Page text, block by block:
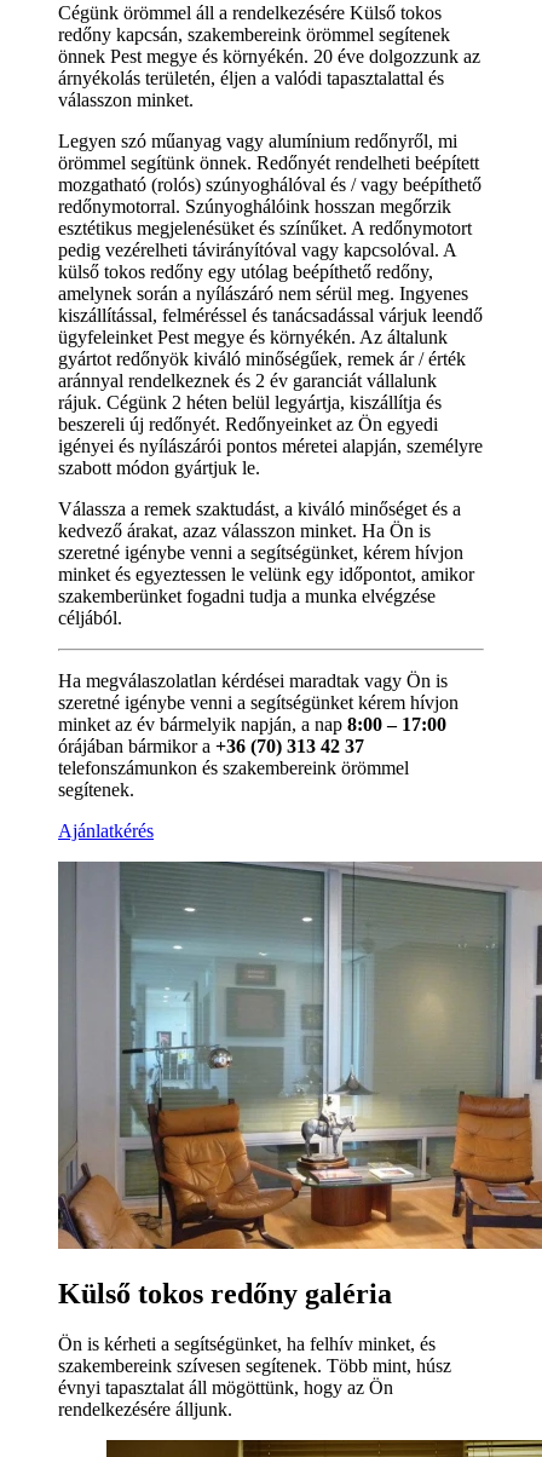
Cégünk örömmel áll a rendelkezésére Külső tokos
redőny kapcsán, szakembereink örömmel segítenek
önnek Pest megye és környékén. 20 éve dolgozzunk az
árnyékolás területén, éljen a valódi tapasztalattal és
válasszon minket.
Legyen szó műanyag vagy alumínium redőnyről, mi
örömmel segítünk önnek. Redőnyét rendelheti beépített
mozgatható (rolós) szúnyoghálóval és / vagy beépíthető
redőnymotorral. Szúnyoghálóink hosszan megőrzik
esztétikus megjelenésüket és színűket. A redőnymotort
pedig vezérelheti távirányítóval vagy kapcsolóval. A
külső tokos redőny egy utólag beépíthető redőny,
amelynek során a nyílászáró nem sérül meg. Ingyenes
kiszállítással, felméréssel és tanácsadással várjuk leendő
ügyfeleinket Pest megye és környékén. Az általunk
gyártot redőnyök kiváló minőségűek, remek ár / érték
aránnyal rendelkeznek és 2 év garanciát vállalunk
rájuk. Cégünk 2 héten belül legyártja, kiszállítja és
beszereli új redőnyét. Redőnyeinket az Ön egyedi
igényei és nyílászárói pontos méretei alapján, személyre
szabott módon gyártjuk le.
Válassza a remek szaktudást, a kiváló minőséget és a
kedvező árakat, azaz válasszon minket. Ha Ön is
szeretné igénybe venni a segítségünket, kérem hívjon
minket és egyeztessen le velünk egy időpontot, amikor
szakemberünket fogadni tudja a munka elvégzése
céljából.
Ha megválaszolatlan kérdései maradtak vagy Ön is
szeretné igénybe venni a segítségünket kérem hívjon
minket az év bármelyik napján, a nap 8:00 – 17:00
órájában bármikor a +36 (70) 313 42 37
telefonszámunkon és szakembereink örömmel
segítenek.
Ajánlatkérés
Külső tokos redőny galéria
Ön is kérheti a segítségünket, ha felhív minket, és
szakembereink szívesen segítenek. Több mint, húsz
évnyi tapasztalat áll mögöttünk, hogy az Ön
rendelkezésére álljunk.